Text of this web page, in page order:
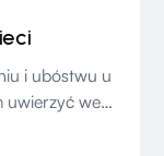
i ubóstwu u
uwierzyć we